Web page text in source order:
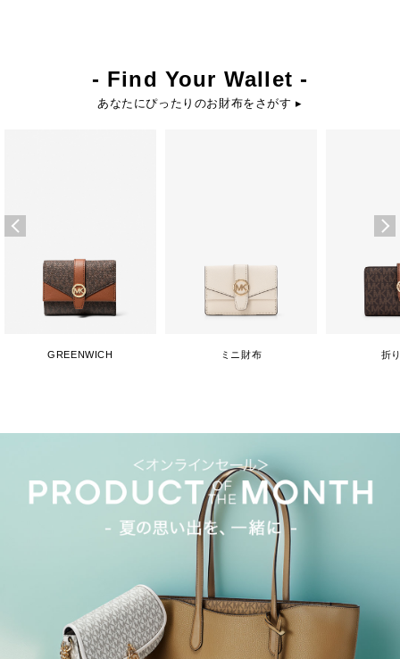
- Find Your Wallet -
あなたにぴったりのお財布をさがす ▸
GREENWICH ミニ財布 折